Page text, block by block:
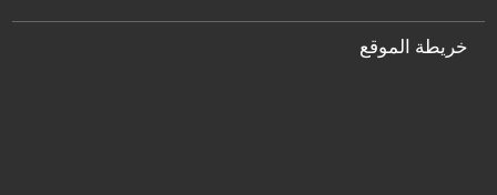
خريطة الموقع